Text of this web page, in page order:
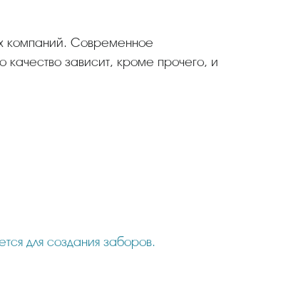
компаний. Современное
качество зависит, кроме прочего, и
для создания заборов.